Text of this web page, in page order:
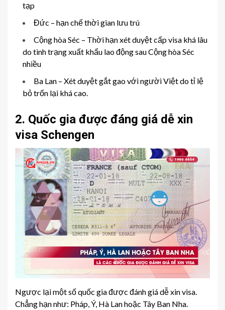
tạp
Đức – hạn chế thời gian lưu trú
Cộng hòa Séc – Thời hạn xét duyệt cấp visa khá lâu
do tình trạng xuất khẩu lao động sau Cộng hòa Séc
nhiều
Ba Lan – Xét duyệt gắt gao với người Việt do tỉ lệ
bỏ trốn lại khá cao.
2. Quốc gia được đáng giá dễ xin
visa Schengen
Ngược lại một số quốc gia được đánh giá dễ xin visa.
Chẳng hạn như: Pháp, Ý, Hà Lan hoặc Tây Ban Nha.